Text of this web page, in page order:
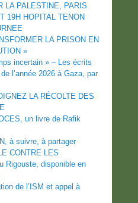
LA PALESTINE, PARIS
19H HOPITAL TENON
LA PRISON EN
»
incertain » – Les écrits
l’année 2026 à Gaza, par
LA RÉCOLTE DES
un livre de Rafik
à suivre, à partager
CONTRE LES
Rigouste, disponible en
de l’ISM et appel à